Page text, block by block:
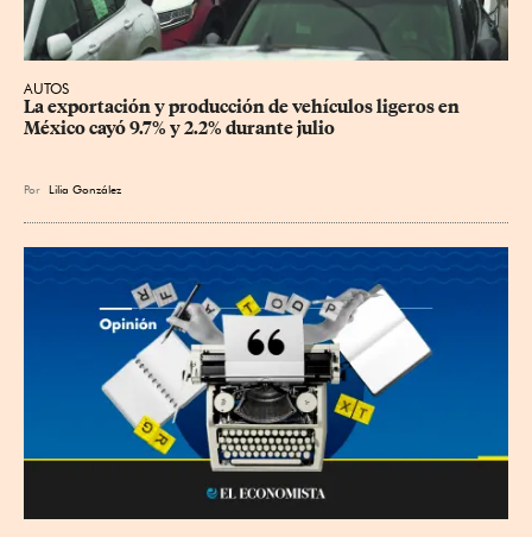
AUTOS
La exportación y producción de vehículos ligeros en
México cayó 9.7% y 2.2% durante julio
Por Lilia González